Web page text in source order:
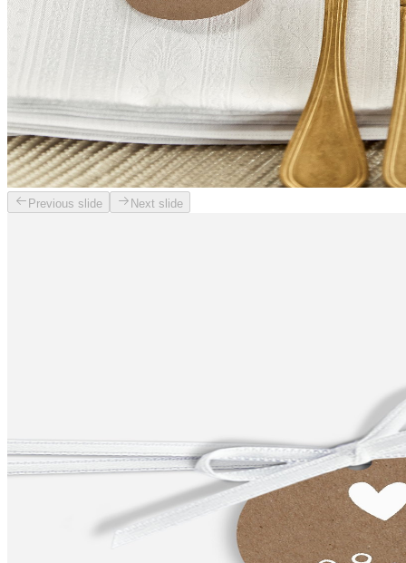
Previous slide Next slide